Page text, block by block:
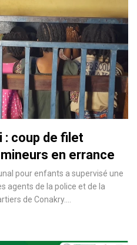
: coup de filet
en errance
pour enfants a supervisé une
agents de la police et de la
de Conakry.…